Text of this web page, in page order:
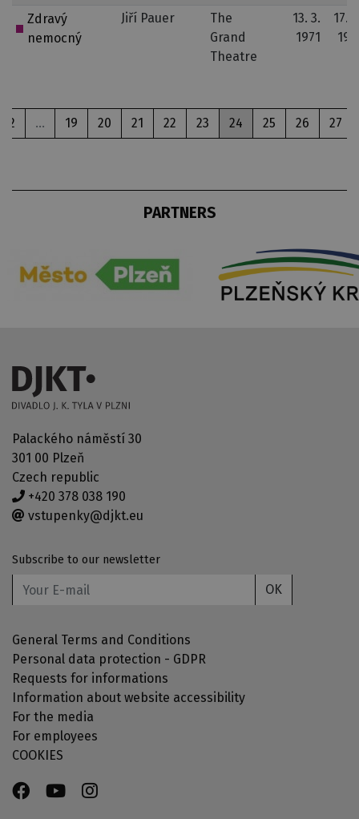
Zdravý
nemocný
Jiří Pauer
The
Grand
Theatre
13. 3.
1971
17.
2 ... 19 20 21 22 23 24 25 26 27
PARTNERS
Palackého náměstí 30
301 00 Plzeň
Czech republic
+420 378 038 190
vstupenky@djkt.eu
Subscribe to our newsletter
OK
General Terms and Conditions
Personal data protection - GDPR
Requests for informations
Information about website accessibility
For the media
For employees
COOKIES